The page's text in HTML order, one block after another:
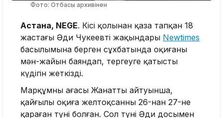
Фото: Отбасы архивінен
Астана, NEGE. Кісі қолынан қаза тапқан 18
жастағы Әди Чукеевтің жақындары Newtimes
басылымына берген сұхбатында оқиғаның
мән-жайын баяндап, тергеуге қатысты
күдігін жеткізді.
Марқұмның ағасы Жанаттың айтуынша,
қайғылы оқиға желтоқсанның 26-нан 27-не
қараған түні болған. Сол түні Әди досымен